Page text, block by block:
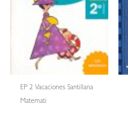
EP 2 Vacaciones Santillana
Matemati